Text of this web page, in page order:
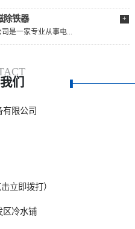
除铁器
+
是一家专业从事电...
们
限公司
立即拨打）
区冷水铺